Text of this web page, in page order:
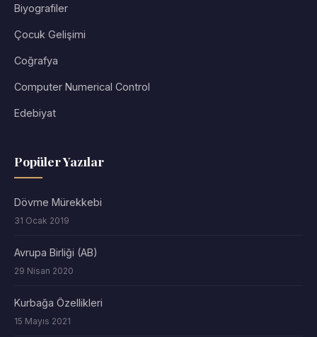
Biyografiler
Çocuk Gelişimi
Coğrafya
Computer Numerical Control
Edebiyat
Popüler Yazılar
Dövme Mürekkebi
31 Ocak 2019
Avrupa Birliği (AB)
29 Nisan 2020
Kurbağa Özellikleri
15 Mayıs 2021